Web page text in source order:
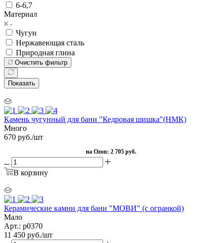
6-6,7
Материал
Чугун
Нержавеющая сталь
Природная глина
Очистить фильтр
Показать
Камень чугунный для бани "Кедровая шишка"(НМК)
Много
670 руб./шт
на Ozon: 2 705 руб.
В корзину
Керамические камни для бани "МОВИ" (с огранкой)
Мало
Арт.: р0370
11 450 руб./шт